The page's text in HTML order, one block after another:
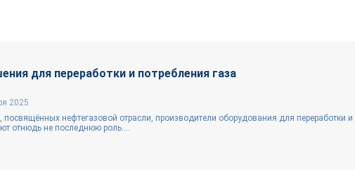
для переработки и потребления газа
2025
посвящённых нефтегазовой отрасли, производители оборудования для переработки и
отнюдь не последнюю роль....